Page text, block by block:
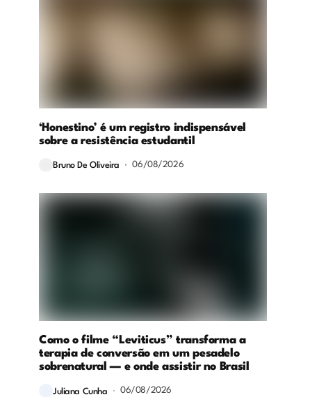
‘Honestino’ é um registro indispensável
sobre a resistência estudantil
Bruno De Oliveira 06/08/2026
Como o filme “Leviticus” transforma a
terapia de conversão em um pesadelo
sobrenatural — e onde assistir no Brasil
Juliana Cunha 06/08/2026